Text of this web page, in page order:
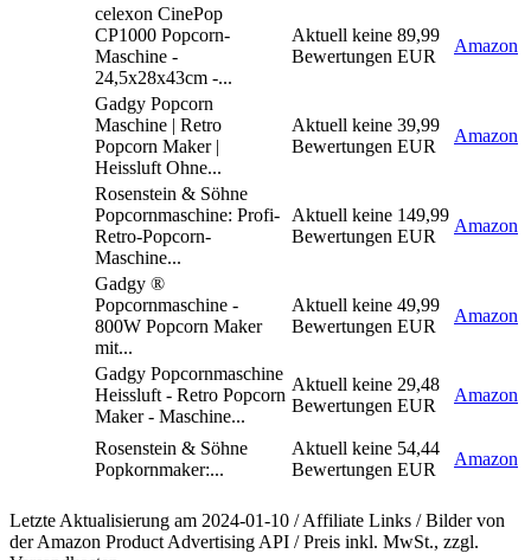
celexon CinePop
CP1000 Popcorn-
Maschine -
24,5x28x43cm -...
Aktuell keine
Bewertungen
89,99
EUR
Amazon
Gadgy Popcorn
Maschine | Retro
Popcorn Maker |
Heissluft Ohne...
Aktuell keine
Bewertungen
39,99
EUR
Amazon
Rosenstein & Söhne
Popcornmaschine: Profi-
Retro-Popcorn-
Maschine...
Aktuell keine
Bewertungen
149,99
EUR
Amazon
Gadgy ®
Popcornmaschine -
800W Popcorn Maker
mit...
Aktuell keine
Bewertungen
49,99
EUR
Amazon
Gadgy Popcornmaschine
Heissluft - Retro Popcorn
Maker - Maschine...
Aktuell keine
Bewertungen
29,48
EUR
Amazon
Rosenstein & Söhne
Popkornmaker:...
Aktuell keine
Bewertungen
54,44
EUR
Amazon
Letzte Aktualisierung am 2024-01-10 / Affiliate Links / Bilder von
der Amazon Product Advertising API / Preis inkl. MwSt., zzgl.